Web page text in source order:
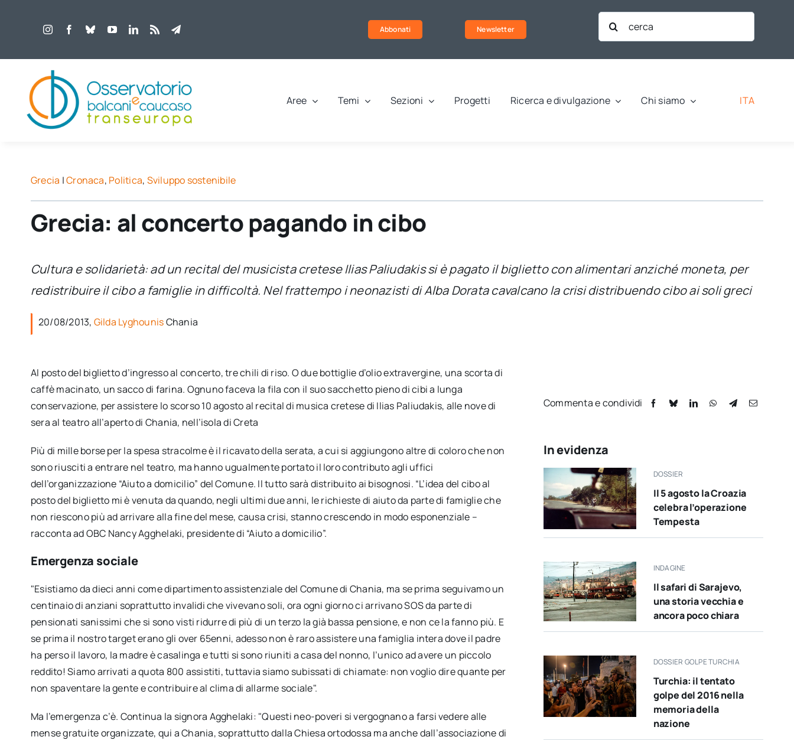
Abbonati Newsletter
Cerca
per:
Aree Temi Sezioni Progetti Ricerca e divulgazione Chi siamo ITA
Grecia |Cronaca, Politica, Sviluppo sostenibile
Grecia: al concerto pagando in cibo
Cultura e solidarietà: ad un recital del musicista cretese Ilias Paliudakis si è pagato il biglietto con alimentari anziché moneta, per
redistribuire il cibo a famiglie in difficoltà. Nel frattempo i neonazisti di Alba Dorata cavalcano la crisi distribuendo cibo ai soli greci
20/08/2013, Gilda LyghounisChania
Al posto del biglietto d’ingresso al concerto, tre chili di riso. O due bottiglie d’olio extravergine, una scorta di
caffè macinato, un sacco di farina. Ognuno faceva la fila con il suo sacchetto pieno di cibi a lunga
conservazione, per assistere lo scorso 10 agosto al recital di musica cretese di Ilias Paliudakis, alle nove di
sera al teatro all’aperto di Chania, nell’isola di Creta
Più di mille borse per la spesa stracolme è il ricavato della serata, a cui si aggiungono altre di coloro che non
sono riusciti a entrare nel teatro, ma hanno ugualmente portato il loro contributo agli uffici
dell’organizzazione “Aiuto a domicilio” del Comune. Il tutto sarà distribuito ai bisognosi. “L’idea del cibo al
posto del biglietto mi è venuta da quando, negli ultimi due anni, le richieste di aiuto da parte di famiglie che
non riescono più ad arrivare alla fine del mese, causa crisi, stanno crescendo in modo esponenziale –
racconta ad OBC Nancy Agghelaki, presidente di “Aiuto a domicilio”.
Emergenza sociale
"Esistiamo da dieci anni come dipartimento assistenziale del Comune di Chania, ma se prima seguivamo un
centinaio di anziani soprattutto invalidi che vivevano soli, ora ogni giorno ci arrivano SOS da parte di
pensionati sanissimi che si sono visti ridurre di più di un terzo la già bassa pensione, e non ce la fanno più. E
se prima il nostro target erano gli over 65enni, adesso non è raro assistere una famiglia intera dove il padre
ha perso il lavoro, la madre è casalinga e tutti si sono riuniti a casa del nonno, l’unico ad avere un piccolo
reddito! Siamo arrivati a quota 800 assistiti, tuttavia siamo subissati di chiamate: non voglio dire quante per
non spaventare la gente e contribuire al clima di allarme sociale".
Ma l’emergenza c’è. Continua la signora Agghelaki: "Questi neo-poveri si vergognano a farsi vedere alle
mense gratuite organizzate, qui a Chania, soprattutto dalla Chiesa ortodossa ma anche dall’associazione di
Commenta e condividi
In evidenza
DOSSIER
Il 5 agosto la Croazia
celebra l’operazione
Tempesta
INDAGINE
Il safari di Sarajevo,
una storia vecchia e
ancora poco chiara
DOSSIER GOLPE TURCHIA
Turchia: il tentato
golpe del 2016 nella
memoria della
nazione